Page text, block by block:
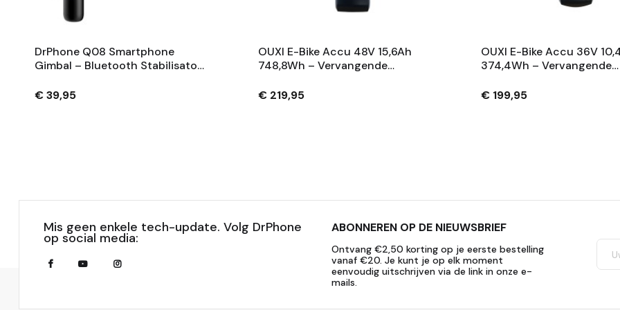
DrPhone Q08 Smartphone
Gimbal – Bluetooth Stabilisator
Zwart
€ 39,95
OUXI E-Bike Accu 48V 15,6Ah
748,8Wh – Vervangende
Sleutels – Zwart
€ 219,95
OUXI E-Bike Accu 36V
374,4Wh – Vervangende
Sleutels – Zwart
€ 199,95
Mis geen enkele tech-update. Volg DrPhone
op social media:
ABONNEREN OP DE NIEUWSBRIEF
Ontvang €2,50 korting op je eerste bestelling
vanaf €20. Je kunt je op elk moment
eenvoudig uitschrijven via de link in onze e-
mails.